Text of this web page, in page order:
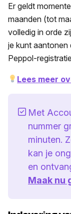
Er geldt
maanden (tot
volledig in orde
je kunt aantonen
Peppol-
Lees meer
Met
nummer
minuten.
kan je
en
Maak nu